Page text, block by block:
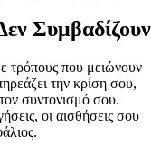
Συμβαδίζουν
τρόπους που μειώνουν
την κρίση σου,
συντονισμό σου.
οι αισθήσεις σου